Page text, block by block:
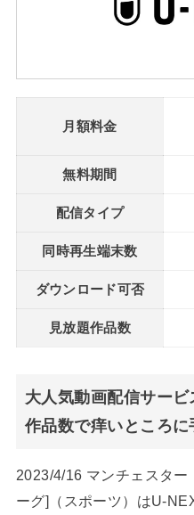
月額料金
無料期間
配信タイプ
同時再生端末数
ダウンロード可否
見放題作品数
大人気動画配信サー
作品数で痒いところに
2023/4/16 マンチェスター
ーグ]（スポーツ）はU-